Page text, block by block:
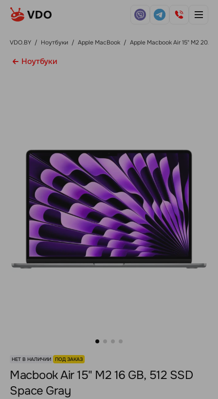
VDO.BY / Ноутбуки / Apple MacBook / Apple Macbook Air 15" M2 2023
Ноутбуки
НЕТ В НАЛИЧИИ ПОД ЗАКАЗ
Macbook Air 15" M2 16 GB, 512 SSD
Space Gray